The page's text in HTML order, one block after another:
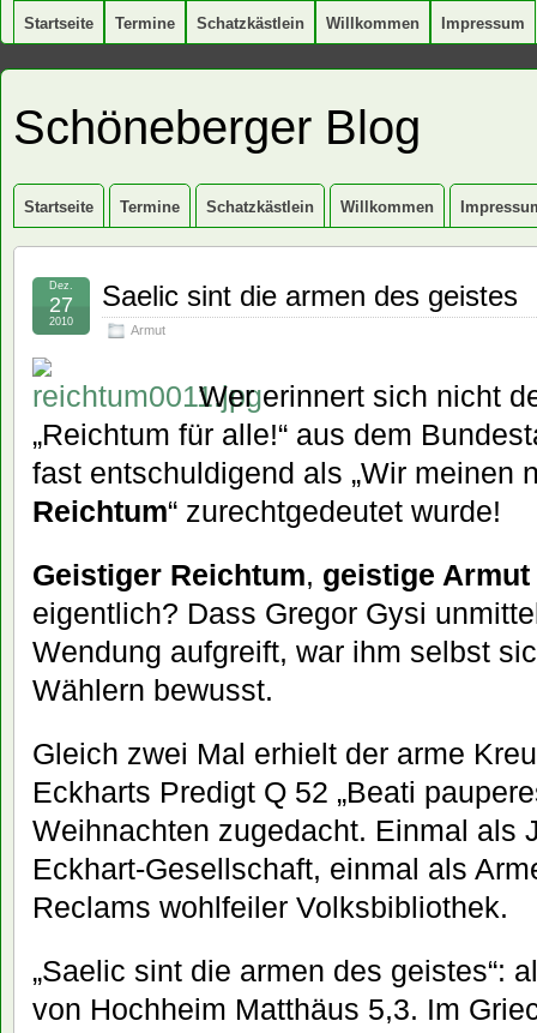
Startseite Termine Schatzkästlein Willkommen Impressum
Schöneberger Blog
Startseite Termine Schatzkästlein Willkommen
Saelic sint die armen des geistes
Armut
Dez.
27
2010
Wer erinnert sich nicht
„Reichtum für alle!“ aus dem
fast entschuldigend als „Wir meinen
Reichtum“ zurechtgedeutet wurde!
Geistiger Reichtum, geistige Armut
eigentlich? Dass Gregor Gysi
Wendung aufgreift, war ihm selbst
Wählern bewusst.
Gleich zwei Mal erhielt der arme
Eckharts Predigt Q 52 „Beati
Weihnachten zugedacht. Einmal als
Eckhart-Gesellschaft, einmal als
Reclams wohlfeiler Volksbibliothek.
„Saelic sint die armen des geistes“:
von Hochheim Matthäus 5,3. Im